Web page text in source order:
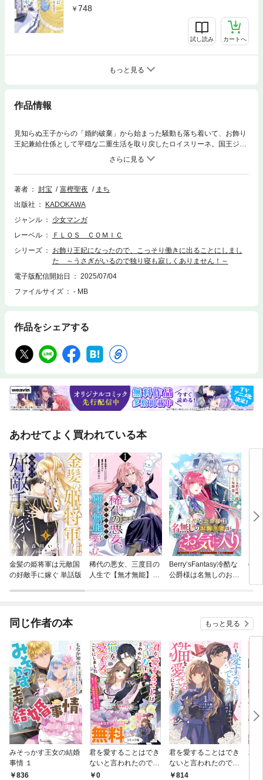
748
試し読み カートへ
もっと見る
作品情報
見知らぬ王子からの「婚約破棄」から始まった騒動も落ち着いて、お飾り
王妃兼給仕係として平穏な二重生活を取り戻したロイスリーネ。国王ジー
クハルトとの仲も少し進展して万事順調──と思っていたら、王宮に世界
を揺るがす知らせが舞い込む。どうやら辺境の宗教国家で「王太子暗殺未
遂事件」が起きたとか。事件の裏には神殿の権力闘争と、そして──？
著者
封宝 富樫聖夜
まち
出版社
KADOKAWA
ジャンル
少女マンガ
レーベル
ＦＬＯＳ ＣＯＭＩＣ
シリーズ
お飾り王妃になったので、こっそり働きに出ることにしまし
た ～うさぎがいるので独り寝も寂しくありません！～
電子版配信開始日
2025/07/04
ファイルサイズ
- MB
作品をシェアする
あわせてよく買われている本
金髪の姫将軍は元敵国
の好敵手に嫁ぐ 単話版
稀代の悪女、三度目の
人生で【無才無能】を
Berry’sFantasy冷酷な
公爵様は名無しのお飾
くと溺愛されていまし
同じ作者の本 もっと見る
みそっかす王女の結婚
事情 １
836
君を愛することはでき
ないと言われたので猫
を愛でることにしまし
0
君を愛することはでき
ないと言われたので猫
を愛でることにしまし
814
君
な